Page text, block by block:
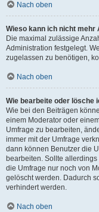
Nach oben
Wieso kann ich nicht
Die maximal zulässige
Administration festgelegt.
zugelassen zu benötigen,
Nach oben
Wie bearbeite oder lösche
Wie bei den Beiträgen
einem Moderator oder
Umfrage zu bearbeiten,
immer mit der Umfrage
dann können Benutzer die
bearbeiten. Sollte
die Umfrage nur noch von
gelöscht werden. Dadurch
verhindert werden.
Nach oben